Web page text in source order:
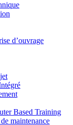
d’ouvrage
Based Training
maintenance